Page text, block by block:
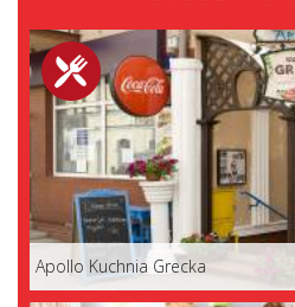
Apollo Kuchnia Grecka